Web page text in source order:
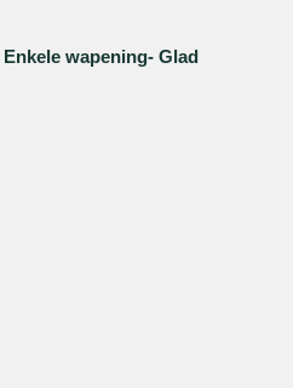
wapening- Glad